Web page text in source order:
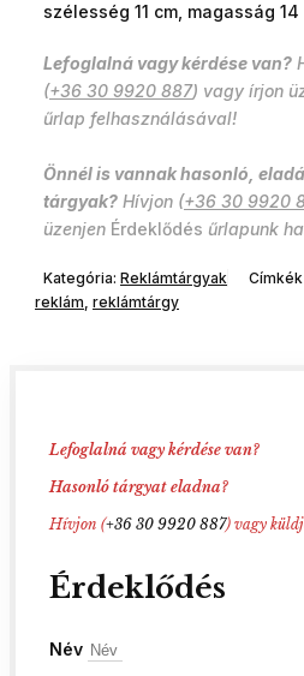
szélesség 11 cm, magasság
Lefoglalná vagy kérdése van?
(+36 30 9920 887) vagy írjon
űrlap felhasználásával!
Önnél is vannak hasonló,
tárgyak? Hívjon (+36 30 9920
üzenjen Érdeklődés űrlapunk
Kategória: Reklámtárgyak Címkék
reklám, reklámtárgy
Lefoglalná vagy kérdése van?
Hasonló tárgyat eladna?
Hívjon (+36 30 9920 887) vagy
Érdek­lődés
Név